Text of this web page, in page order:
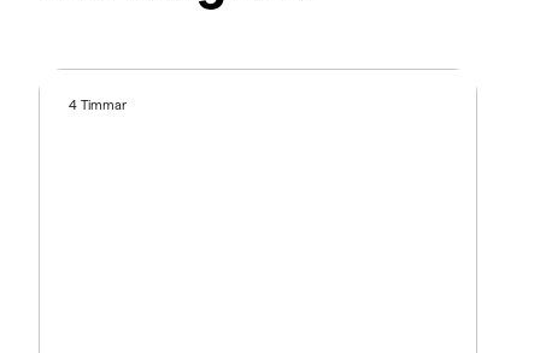
4 Timmar